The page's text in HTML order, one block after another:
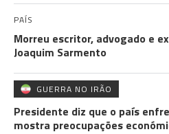
PAÍS
Morreu escritor, advogado e
Joaquim Sarmento
GUERRA NO IRÃO
Presidente diz que o país
mostra preocupações